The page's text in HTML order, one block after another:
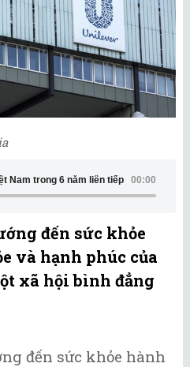
00:00
Nam trong 6 năm liên tiếp
đến sức khỏe
và hạnh phúc của
xã hội bình đẳng
đến sức khỏe hành